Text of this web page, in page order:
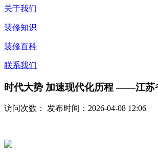
关于我们
装修知识
装修百科
联系我们
时代大势 加速现代化历程 ——江苏
访问次数： 发布时间：2026-04-08 12:06